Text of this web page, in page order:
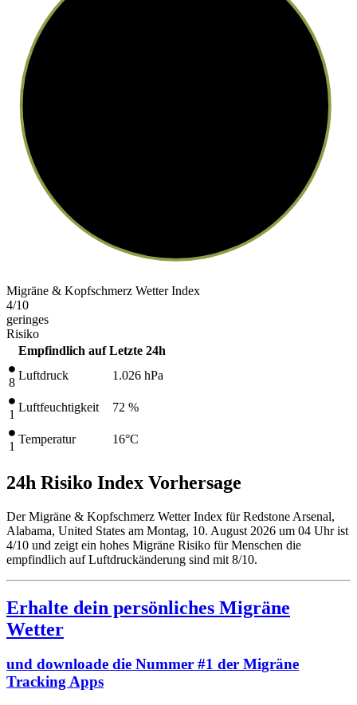
Migräne & Kopfschmerz Wetter Index
4/10
geringes
Risiko
Empfindlich auf Letzte 24h
8
Luftdruck 1.026 hPa
1
Luftfeuchtigkeit 72 %
1
Temperatur 16°C
24h Risiko Index Vorhersage
Der Migräne & Kopfschmerz Wetter Index für Redstone Arsenal,
Alabama, United States am Montag, 10. August 2026 um 04 Uhr ist
4/10 und zeigt ein hohes Migräne Risiko für Menschen die
empfindlich auf Luftdruckänderung sind mit 8/10.
Erhalte dein persönliches Migräne
Wetter
und downloade die Nummer #1 der Migräne
Tracking Apps